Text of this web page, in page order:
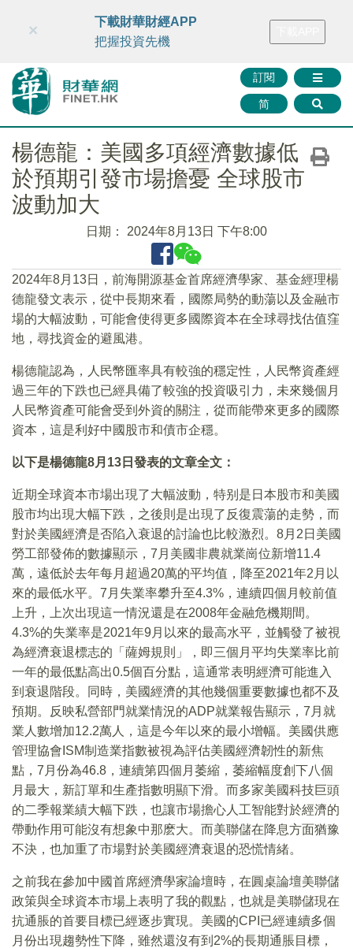
財華智庫網 FINTV FINMETA 財華證券 媒體矩陣
訂閱
简
×
下載財華財經APP
把握投資先機
楊德龍：美國多項經濟數據低
於預期引發市場擔憂 全球股市
波動加大
日期： 2024年8月13日 下午8:00
2024年8月13日，前海開源基金首席經濟學家、基金經理楊
德龍發文表示，從中長期來看，國際局勢的動蕩以及金融市
場的大幅波動，可能會使得更多國際資本在全球尋找估值窪
地，尋找資金的避風港。
楊德龍認為，人民幣匯率具有較強的穩定性，人民幣資產經
過三年的下跌也已經具備了較強的投資吸引力，未來幾個月
人民幣資產可能會受到外資的關注，從而能帶來更多的國際
資本，這是利好中國股市和債市企穩。
以下是楊德龍8月13日發表的文章全文：
近期全球資本市場出現了大幅波動，特别是日本股市和美國
股市均出現大幅下跌，之後則是出現了反復震蕩的走勢，而
對於美國經濟是否陷入衰退的討論也比較激烈。8月2日美國
勞工部發佈的數據顯示，7月美國非農就業崗位新增11.4
萬，遠低於去年每月超過20萬的平均值，降至2021年2月以
來的最低水平。7月失業率攀升至4.3%，連續四個月較前值
上升，上次出現這一情況還是在2008年金融危機期間。
4.3%的失業率是2021年9月以來的最高水平，並觸發了被視
為經濟衰退標志的「薩姆規則」，即三個月平均失業率比前
一年的最低點高出0.5個百分點，這通常表明經濟可能進入
到衰退階段。同時，美國經濟的其他幾個重要數據也都不及
預期。反映私營部門就業情況的ADP就業報告顯示，7月就
業人數增加12.2萬人，這是今年以來的最小增幅。美國供應
管理協會ISM制造業指數被視為評估美國經濟韌性的新焦
點，7月份為46.8，連續第四個月萎縮，萎縮幅度創下八個
月最大，新訂單和生產指數明顯下滑。而多家美國科技巨頭
的二季報業績大幅下跌，也讓市場擔心人工智能對於經濟的
帶動作用可能沒有想象中那麽大。而美聯儲在降息方面猶豫
不決，也加重了市場對於美國經濟衰退的恐慌情緒。
之前我在參加中國首席經濟學家論壇時，在圓桌論壇美聯儲
政策與全球資本市場上表明了我的觀點，也就是美聯儲現在
抗通脹的首要目標已經逐步實現。美國的CPI已經連續多個
月份出現趨勢性下降，雖然還沒有到2%的長期通脹目標，